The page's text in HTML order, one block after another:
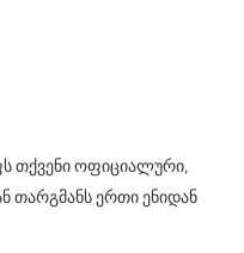
თქვენი ოფიციალური,
თარგმანს ერთი ენიდან